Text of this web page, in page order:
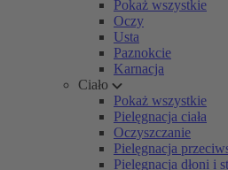
Pokaż wszystkie
Oczy
Usta
Paznokcie
Karnacja
Ciało
Pokaż wszystkie
Pielęgnacja ciała
Oczyszczanie
Pielęgnacja
Pielęgnacja dłoni i